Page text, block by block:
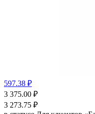
597.38 ₽
3 375.00 ₽
3 273.75 ₽